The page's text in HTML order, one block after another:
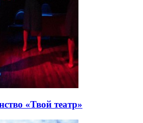
«Твой театр»